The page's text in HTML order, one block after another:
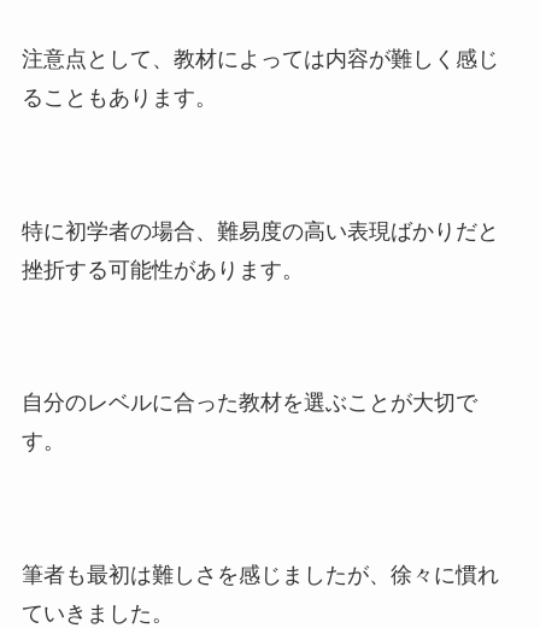
注意点として、教材によっては内容が難しく感じ
ることもあります。
特に初学者の場合、難易度の高い表現ばかりだと
挫折する可能性があります。
自分のレベルに合った教材を選ぶことが大切で
す。
筆者も最初は難しさを感じましたが、徐々に慣れ
ていきました。